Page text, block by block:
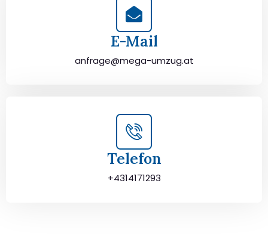
E-Mail
anfrage@mega-umzug.at
Telefon
+4314171293